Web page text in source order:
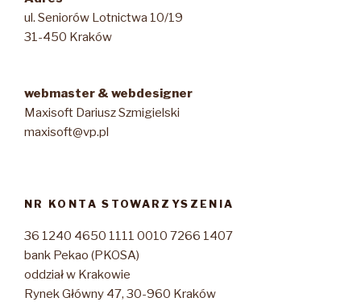
ul. Seniorów Lotnictwa 10/19
31-450 Kraków
webmaster & webdesigner
Maxisoft Dariusz Szmigielski
maxisoft@vp.pl
NR KONTA STOWARZYSZENIA
36 1240 4650 1111 0010 7266 1407
bank Pekao (PKOSA)
oddział w Krakowie
Rynek Główny 47, 30-960 Kraków